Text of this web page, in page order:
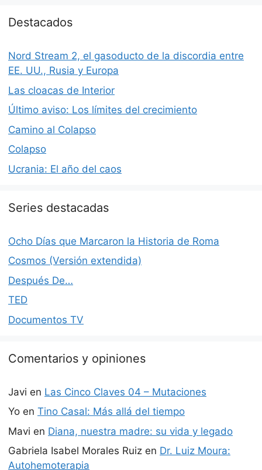
Destacados
Nord Stream 2, el gasoducto de la discordia entre
EE. UU., Rusia y Europa
Las cloacas de Interior
Último aviso: Los límites del crecimiento
Camino al Colapso
Colapso
Ucrania: El año del caos
Series destacadas
Ocho Días que Marcaron la Historia de Roma
Cosmos (Versión extendida)
Después De…
TED
Documentos TV
Comentarios y opiniones
Javi en Las Cinco Claves 04 – Mutaciones
Yo en Tino Casal: Más allá del tiempo
Mavi en Diana, nuestra madre: su vida y legado
Gabriela Isabel Morales Ruiz en Dr. Luiz Moura:
Autohemoterapia